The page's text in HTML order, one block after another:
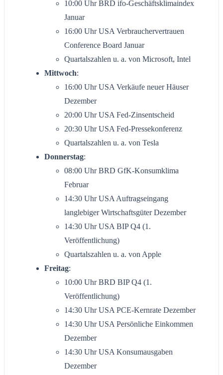
10:00 Uhr BRD ifo-Geschäftsklimaindex
Januar
16:00 Uhr USA Verbrauchervertrauen
Conference Board Januar
Quartalszahlen u. a. von Microsoft, Intel
Mittwoch:
16:00 Uhr USA Verkäufe neuer Häuser
Dezember
20:00 Uhr USA Fed-Zinsentscheid
20:30 Uhr USA Fed-Pressekonferenz
Quartalszahlen u. a. von Tesla
Donnerstag:
08:00 Uhr BRD GfK-Konsumklima
Februar
14:30 Uhr USA Auftragseingang
langlebiger Wirtschaftsgüter Dezember
14:30 Uhr USA BIP Q4 (1.
Veröffentlichung)
Quartalszahlen u. a. von Apple
Freitag:
10:00 Uhr BRD BIP Q4 (1.
Veröffentlichung)
14:30 Uhr USA PCE-Kernrate Dezember
14:30 Uhr USA Persönliche Einkommen
Dezember
14:30 Uhr USA Konsumausgaben
Dezember